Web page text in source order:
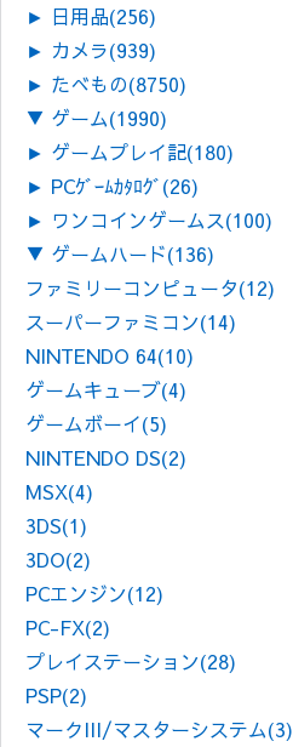
► 日用品(256)
► カメラ(939)
► たべもの(8750)
▼ ゲーム(1990)
► ゲームプレイ記(180)
► PCｹﾞｰﾑｶﾀﾛｸﾞ(26)
► ワンコインゲームス(100)
▼ ゲームハード(136)
ファミリーコンピュータ(12)
スーパーファミコン(14)
NINTENDO 64(10)
ゲームキューブ(4)
ゲームボーイ(5)
NINTENDO DS(2)
MSX(4)
3DS(1)
3DO(2)
PCエンジン(12)
PC-FX(2)
プレイステーション(28)
PSP(2)
マークIII/マスターシステム(3)